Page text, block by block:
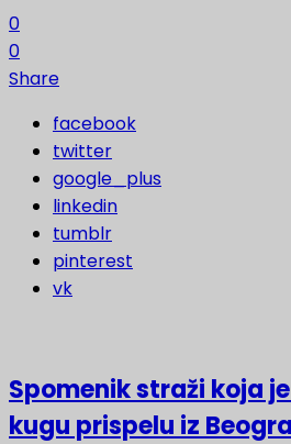
0
0
Share
facebook
twitter
google_plus
linkedin
tumblr
pinterest
vk
Spomenik straži koja
kugu prispelu iz